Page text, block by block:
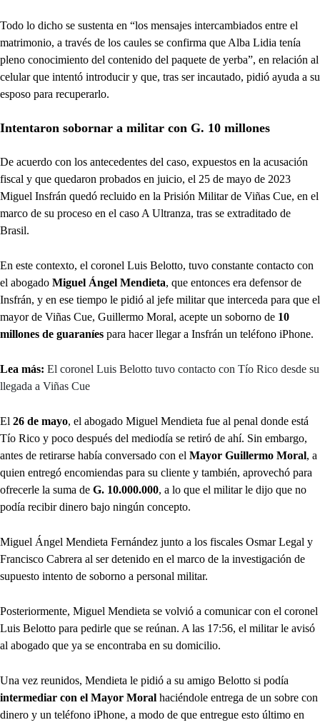
Todo lo dicho se sustenta en “los mensajes intercambiados entre el
matrimonio, a través de los caules se confirma que Alba Lidia tenía
pleno conocimiento del contenido del paquete de yerba”, en relación al
celular que intentó introducir y que, tras ser incautado, pidió ayuda a su
esposo para recuperarlo.
Intentaron sobornar a militar con G. 10 millones
De acuerdo con los antecedentes del caso, expuestos en la acusación
fiscal y que quedaron probados en juicio, el 25 de mayo de 2023
Miguel Insfrán quedó recluido en la Prisión Militar de Viñas Cue, en el
marco de su proceso en el caso A Ultranza, tras se extraditado de
Brasil.
En este contexto, el coronel Luis Belotto, tuvo constante contacto con
el abogado Miguel Ángel Mendieta, que entonces era defensor de
Insfrán, y en ese tiempo le pidió al jefe militar que interceda para que el
mayor de Viñas Cue, Guillermo Moral, acepte un soborno de 10
millones de guaraníes para hacer llegar a Insfrán un teléfono iPhone.
Lea más: El coronel Luis Belotto tuvo contacto con Tío Rico desde su
llegada a Viñas Cue
El 26 de mayo, el abogado Miguel Mendieta fue al penal donde está
Tío Rico y poco después del mediodía se retiró de ahí. Sin embargo,
antes de retirarse había conversado con el Mayor Guillermo Moral, a
quien entregó encomiendas para su cliente y también, aprovechó para
ofrecerle la suma de G. 10.000.000, a lo que el militar le dijo que no
podía recibir dinero bajo ningún concepto.
Miguel Ángel Mendieta Fernández junto a los fiscales Osmar Legal y
Francisco Cabrera al ser detenido en el marco de la investigación de
supuesto intento de soborno a personal militar.
Posteriormente, Miguel Mendieta se volvió a comunicar con el coronel
Luis Belotto para pedirle que se reúnan. A las 17:56, el militar le avisó
al abogado que ya se encontraba en su domicilio.
Una vez reunidos, Mendieta le pidió a su amigo Belotto si podía
intermediar con el Mayor Moral haciéndole entrega de un sobre con
dinero y un teléfono iPhone, a modo de que entregue esto último en